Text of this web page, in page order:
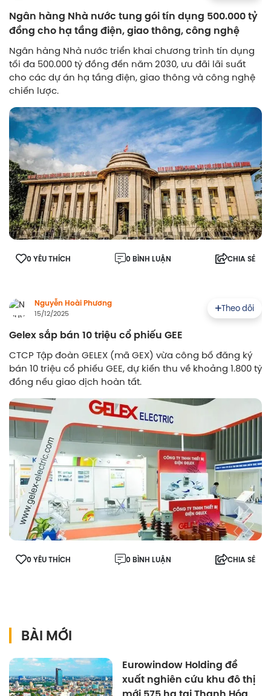
Ngân hàng Nhà nước tung gói tín dụng 500.000 tỷ
đồng cho hạ tầng điện, giao thông, công nghệ
Ngân hàng Nhà nước triển khai chương trình tín dụng
tối đa 500.000 tỷ đồng đến năm 2030, ưu đãi lãi suất
cho các dự án hạ tầng điện, giao thông và công nghệ
chiến lược.
0 YÊU THÍCH 0 BÌNH LUẬN CHIA SẺ
Nguyễn Hoài Phương
15/12/2025
Theo dõi
Gelex sắp bán 10 triệu cổ phiếu GEE
CTCP Tập đoàn GELEX (mã GEX) vừa công bố đăng ký
bán 10 triệu cổ phiếu GEE, dự kiến thu về khoảng 1.800 tỷ
đồng nếu giao dịch hoàn tất.
0 YÊU THÍCH 0 BÌNH LUẬN CHIA SẺ
BÀI MỚI
Eurowindow Holding đề
xuất nghiên cứu khu đô thị